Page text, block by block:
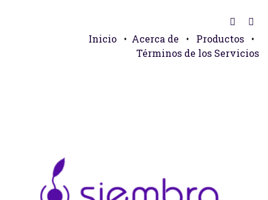
Inicio • Acerca de • Productos
•
Términos de los Servicios